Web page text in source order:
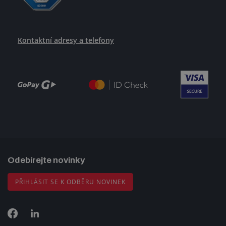
Kontaktní adresy a telefony
Odebírejte novinky
PŘIHLÁSIT SE K ODBĚRU NOVINEK